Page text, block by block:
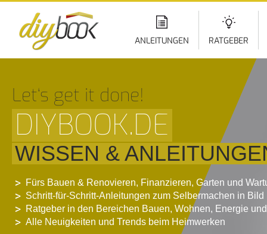
ANLEITUNGEN RATGEBER
Let‘s get it done!
DIYBOOK.DE
WISSEN &
Fürs Bauen & Renovieren, Finanzieren, Garten und
Schritt-für-Schritt-Anleitungen zum Selbermachen in Bild
Ratgeber in den Bereichen Bauen, Wohnen, Energie
Alle Neuigkeiten und Trends beim Heimwerken